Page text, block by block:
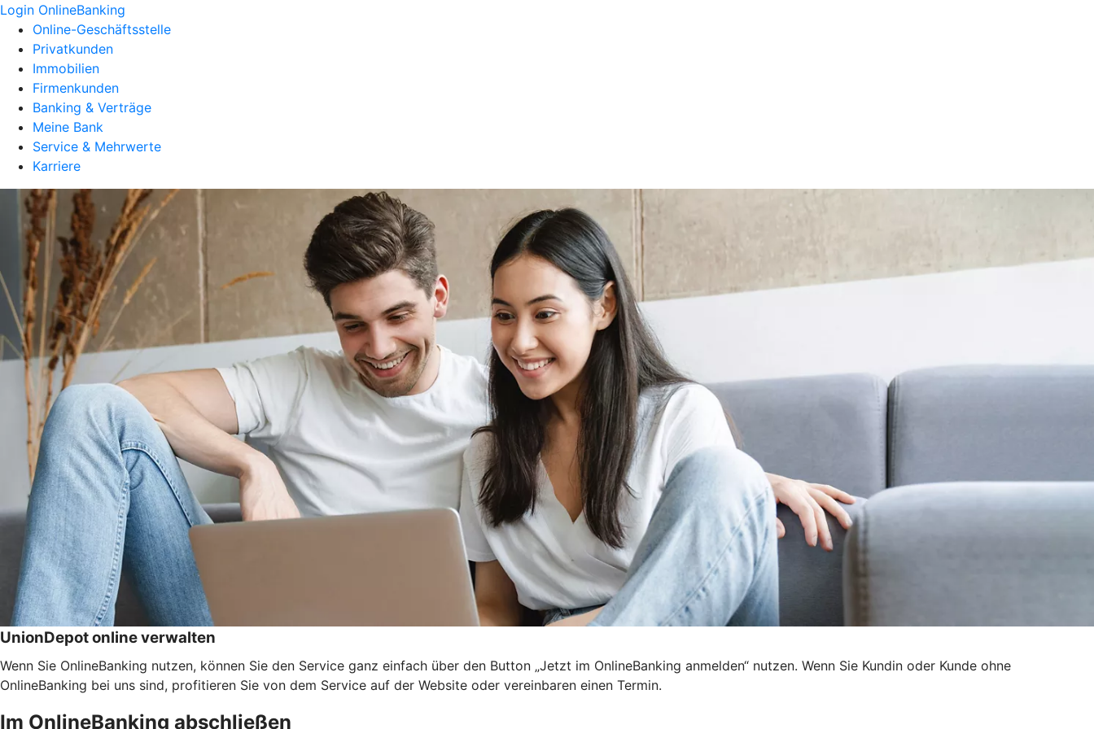
Login OnlineBanking
Online-Geschäftsstelle
Privatkunden
Immobilien
Firmenkunden
Banking & Verträge
Meine Bank
Service & Mehrwerte
Karriere
UnionDepot online verwalten
Wenn Sie OnlineBanking nutzen, können Sie den Service ganz einfach über den Button „Jetzt im OnlineBanking anmelden“ nutzen. Wenn Sie Kundin oder Kunde ohne
OnlineBanking bei uns sind, profitieren Sie von dem Service auf der Website oder vereinbaren einen Termin.
Im OnlineBanking abschließen